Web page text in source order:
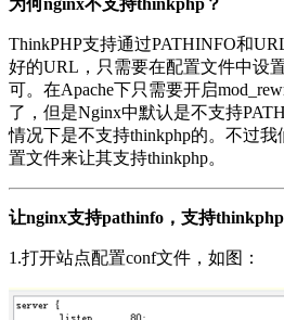
为何nginx不支持thinkphp？
ThinkPHP支持通过PATHINFO和
好的URL，只需要在配置文件中设
可。在Apache下只需要开启
了，但是Nginx中默认是不支持
情况下是不支持thinkphp的。不过
置文件来让其支持thinkphp。
让nginx支持pathinfo，支持thinkphp
1.打开站点配置conf文件，如图：